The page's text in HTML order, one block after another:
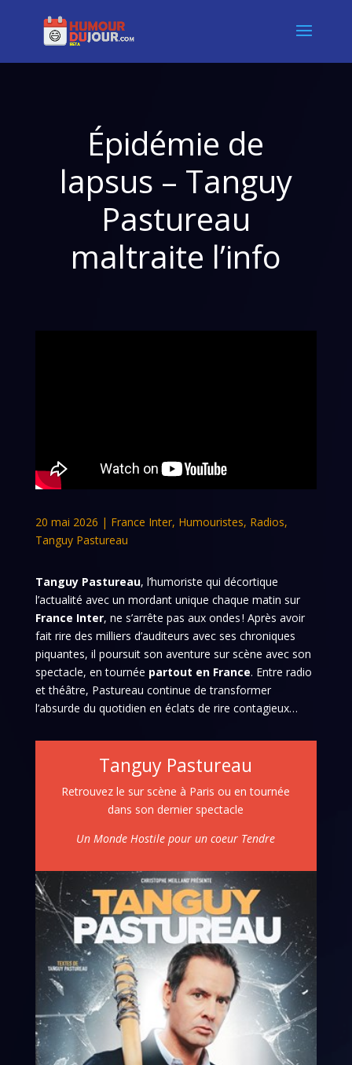
Épidémie de
lapsus – Tanguy
Pastureau
maltraite l’info
20 mai 2026 | France Inter, Humouristes, Radios,
Tanguy Pastureau
Tanguy Pastureau, l’humoriste qui décortique
l’actualité avec un mordant unique chaque matin sur
France Inter, ne s’arrête pas aux ondes ! Après avoir
fait rire des milliers d’auditeurs avec ses chroniques
piquantes, il poursuit son aventure sur scène avec son
spectacle, en tournée partout en France. Entre radio
et théâtre, Pastureau continue de transformer
l’absurde du quotidien en éclats de rire contagieux…
Tanguy Pastureau
Retrouvez le sur scène à Paris ou en tournée
dans son dernier spectacle
Un Monde Hostile pour un coeur Tendre